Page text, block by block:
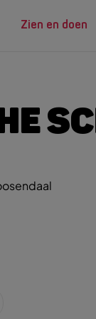
Zien en doen
EN